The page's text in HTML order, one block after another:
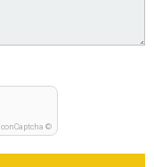
IconCaptcha ©